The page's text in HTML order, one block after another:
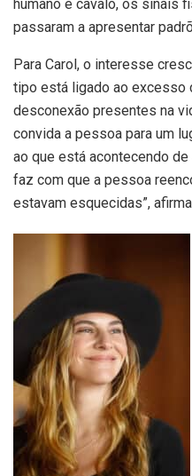
humano e cavalo, os sinais
passaram a apresentar
Para Carol, o interesse
tipo está ligado ao excesso
desconexão presentes na
convida a pessoa para um
ao que está acontecendo
faz com que a pessoa
estavam esquecidas”,